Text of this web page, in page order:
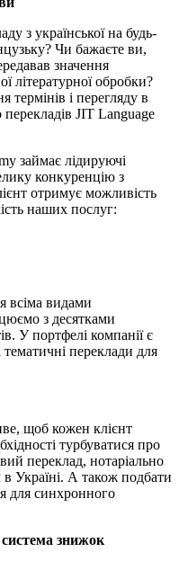
з української на будь-
Чи бажаєте ви,
значення
літературної обробки?
термінів і перегляду в
JIT Language
займає лідируючі
конкуренцію з
отримує можливість
наших послуг:
всіма видами
з десятками
У портфелі компанії є
тематичні переклади для
щоб кожен клієнт
турбуватися про
переклад, нотаріально
в Україні. А також подбати
для синхронного
знижок